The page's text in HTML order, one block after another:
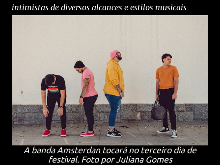
intimistas de diversos alcances e estilos musicais
A banda Amsterdan tocará no terceiro dia de
festival. Foto por Juliana Gomes